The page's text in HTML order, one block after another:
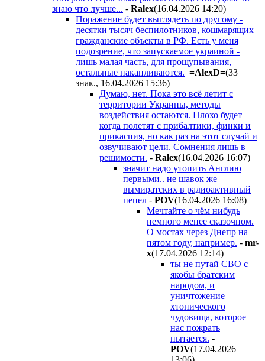
знаю что лучше... - Ralex(16.04.2026 14:20)
Поражение будет выглядеть по другому -
десятки тысяч беспилотников, кошмарящих
гражданские объекты в РФ. Есть у меня
подозрение, что запускаемое украиной -
лишь малая часть, для прощупывания,
остальные накапливаются. =AlexD=(33
знак., 16.04.2026 15:36)
Думаю, нет. Пока это всё летит с
территории Украины, методы
воздействия остаются. Плохо будет
когда полетят с прибалтики, финки и
прикаспия, но как раз на этот случай и
озвучивают цели. Сомнения лишь в
решимости. - Ralex(16.04.2026 16:07)
значит надо утопить Англию
первыми.. не шавок же
вымиратских в радиоактивный
пепел - POV(16.04.2026 16:08)
Мечтайте о чём нибудь
немного менее сказочном.
О мостах через Днепр на
пятом году, например. - mr-
x(17.04.2026 12:14)
ты не путай СВО с
якобы братским
народом, и
уничтожение
хтонического
чудовища, которое
нас пожрать
пытается. -
POV(17.04.2026